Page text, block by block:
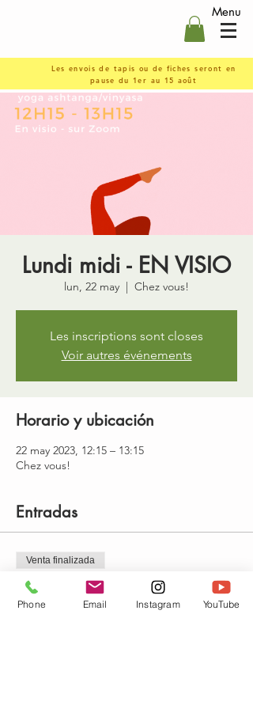
Menu
Les envois de tapis ou de fiches seront en
pause du 1er au 15 août
Lundi midi - EN VISIO
lun, 22 may
  |
Chez vous!
Les inscriptions sont closes
Voir autres événements
Horario y ubicación
22 may 2023, 12:15 – 13:15
Chez vous!
Entradas
Venta finalizada
Tipo de entrada
Cours + replay 1 mois
Phone Email Instagram YouTube